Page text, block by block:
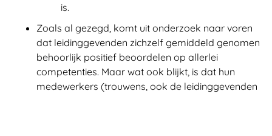
is.
Zoals al gezegd, komt uit onderzoek naar voren
dat leidinggevenden zichzelf gemiddeld genomen
behoorlijk positief beoordelen op allerlei
competenties. Maar wat ook blijkt, is dat hun
medewerkers (trouwens, ook de leidinggevenden